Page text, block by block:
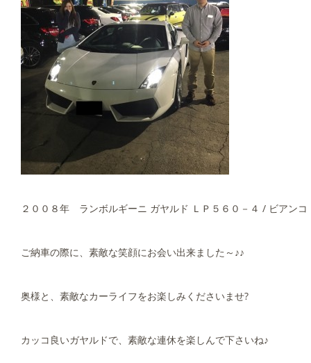
２００８年 ランボルギーニ ガヤルド ＬＰ５６０－４ / ビアンコ
ご納車の際に、素敵な笑顔にお会い出来ました～♪♪
奥様と、素敵なカーライフをお楽しみくださいませ?
カッコ良いガヤルドで、素敵な連休を楽しんで下さいね♪